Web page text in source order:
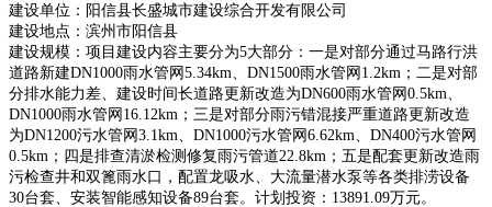
建设单位：阳信县长盛城市建设综合开发有限公司
建设地点：滨州市阳信县
建设规模：项目建设内容主要分为5大部分：一是对部分通过马路行洪
道路新建DN1000雨水管网5.34km、DN1500雨水管网1.2km；二是对部
分排水能力差、建设时间长道路更新改造为DN600雨水管网0.5km、
DN1000雨水管网16.12km；三是对部分雨污错混接严重道路更新改造
为DN1200污水管网3.1km、DN1000污水管网6.62km、DN400污水管网
0.5km；四是排查清淤检测修复雨污管道22.8km；五是配套更新改造雨
污检查井和双篦雨水口，配置龙吸水、大流量潜水泵等各类排涝设备
30台套、安装智能感知设备89台套。计划投资：13891.09万元。